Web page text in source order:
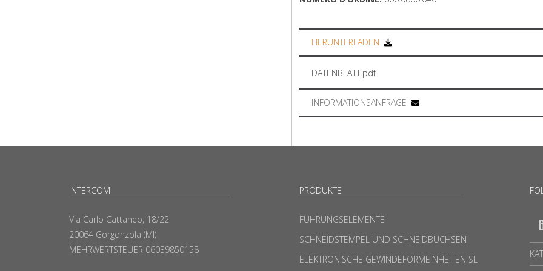
HERUNTERLADEN
DATENBLATT.pdf
INFORMATIONSANFRAGE
INTERCOM
Via Carlo Cattaneo, 18/22
20064 Gorgonzola (MI)
MEHRWERTSTEUER 06039850158
PRODUKTE
FÜHRUNGSELEMENTE
SCHNEIDSTEMPEL UND SCHNEIDBUCHSEN
ELEKTRONISCHE GEWINDEFORMEINHEITEN SL